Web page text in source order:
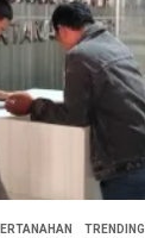
TRENDING